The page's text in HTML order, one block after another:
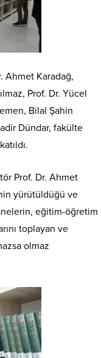
Ahmet Karadağ,
Prof. Dr. Yücel
Bilal Şahin
Dündar, fakülte
Prof. Dr. Ahmet
yürütüldüğü ve
eğitim-öğretim
toplayan ve
olmaz